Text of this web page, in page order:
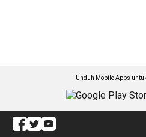
Unduh Mobile Apps